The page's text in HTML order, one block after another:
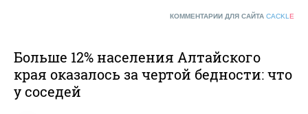
КОММЕНТАРИИ ДЛЯ САЙТА CACKL E
Больше 12% населения Алтайского
края оказалось за чертой бедности: что
у соседей